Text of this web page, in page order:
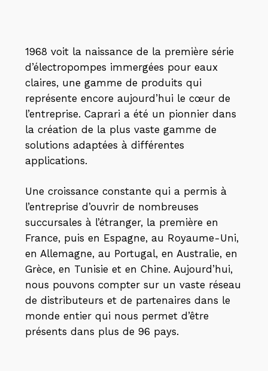
1968 voit la naissance de la première série
d’électropompes immergées pour eaux
claires, une gamme de produits qui
représente encore aujourd’hui le cœur de
l’entreprise. Caprari a été un pionnier dans
la création de la plus vaste gamme de
solutions adaptées à différentes
applications.
Une croissance constante qui a permis à
l’entreprise d’ouvrir de nombreuses
succursales à l’étranger, la première en
France, puis en Espagne, au Royaume-Uni,
en Allemagne, au Portugal, en Australie, en
Grèce, en Tunisie et en Chine. Aujourd’hui,
nous pouvons compter sur un vaste réseau
de distributeurs et de partenaires dans le
monde entier qui nous permet d’être
présents dans plus de 96 pays.